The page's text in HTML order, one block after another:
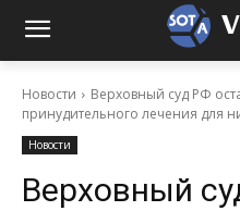
Новости
Верховный суд РФ
принудительного лечения для
Новости
Верховный